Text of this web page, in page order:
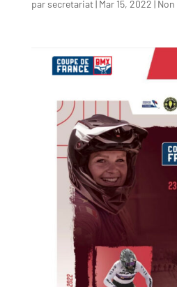
par secretariat| Mar 15, 2022 |